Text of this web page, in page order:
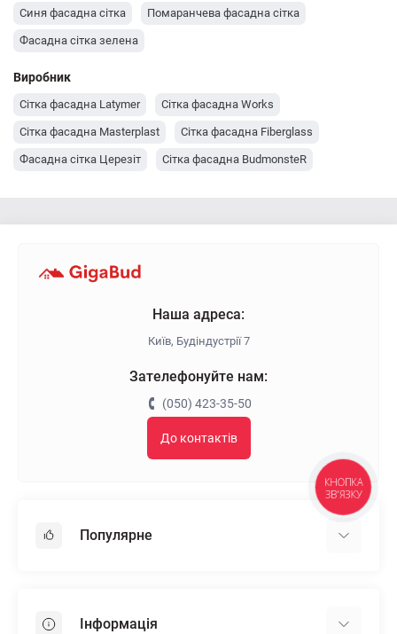
Синя фасадна сітка Помаранчева фасадна сітка
Фасадна сітка зелена
Виробник
Сітка фасадна Latymer Сітка фасадна Works
Сітка фасадна Masterplast Сітка фасадна Fiberglass
Фасадна сітка Церезіт Сітка фасадна BudmonsteR
Наша адреса:
Київ, Будіндустрії 7
Зателефонуйте нам:
(050) 423-35-50
До контактів
Популярне
Інформація
КНОПКА
ЗВ'ЯЗКУ